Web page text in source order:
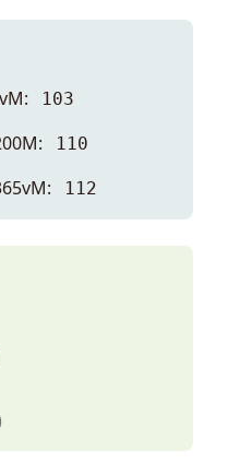
103
110
112